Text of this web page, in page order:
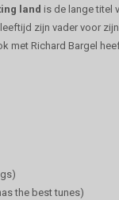
land is de lange titel
zijn vader voor
met Richard Bargel
the best tunes)